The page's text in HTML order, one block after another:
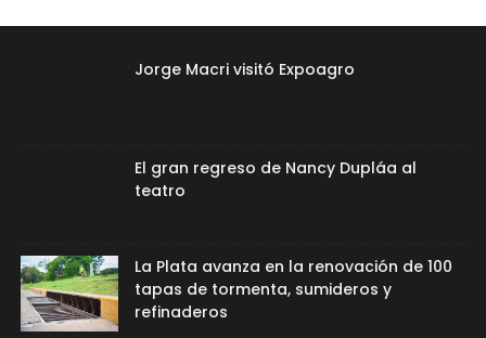
Jorge Macri visitó Expoagro
El gran regreso de Nancy Dupláa al
teatro
La Plata avanza en la renovación de 100
tapas de tormenta, sumideros y
refinaderos